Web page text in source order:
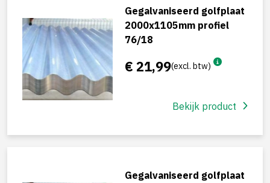
Gegalvaniseerd golfplaat
2000x1105mm profiel
76/18
€ 21,99(excl. btw)
Bekijk product
Gegalvaniseerd golfplaat